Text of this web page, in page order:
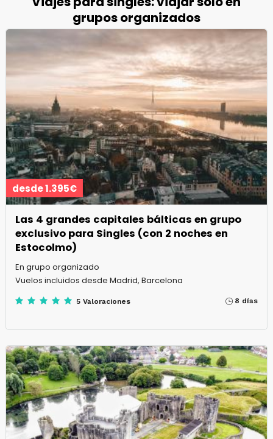
grupos organizados
desde 1.395€
Las 4 grandes capitales bálticas en grupo
exclusivo para Singles (con 2 noches en
Estocolmo)
En grupo organizado
Vuelos incluidos desde Madrid, Barcelona
5 Valoraciones 8 días